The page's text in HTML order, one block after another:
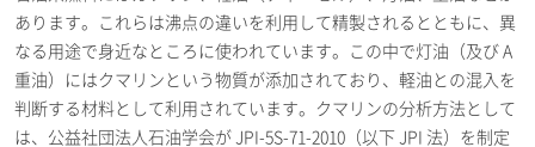
あります。これらは沸点の違いを利用して精製されるとともに、異
なる用途で身近なところに使われています。この中で灯油（及び A
重油）にはクマリンという物質が添加されており、軽油との混入を
判断する材料として利用されています。クマリンの分析方法として
は、公益社団法人石油学会が JPI-5S-71-2010（以下 JPI 法）を制定